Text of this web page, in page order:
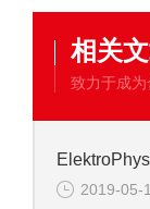
相关
致力于成为
2019-05-